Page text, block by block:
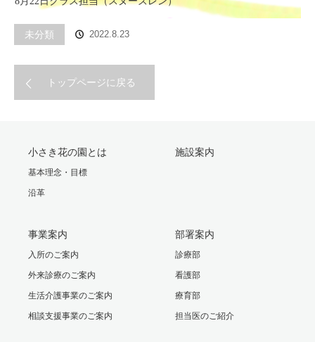
未分類 2022.8.23
トップページに戻る
小さき花の園とは
基本理念・目標
沿革
施設案内
事業案内
入所のご案内
外来診療のご案内
生活介護事業のご案内
相談支援事業のご案内
部署案内
診療部
看護部
療育部
担当医のご紹介